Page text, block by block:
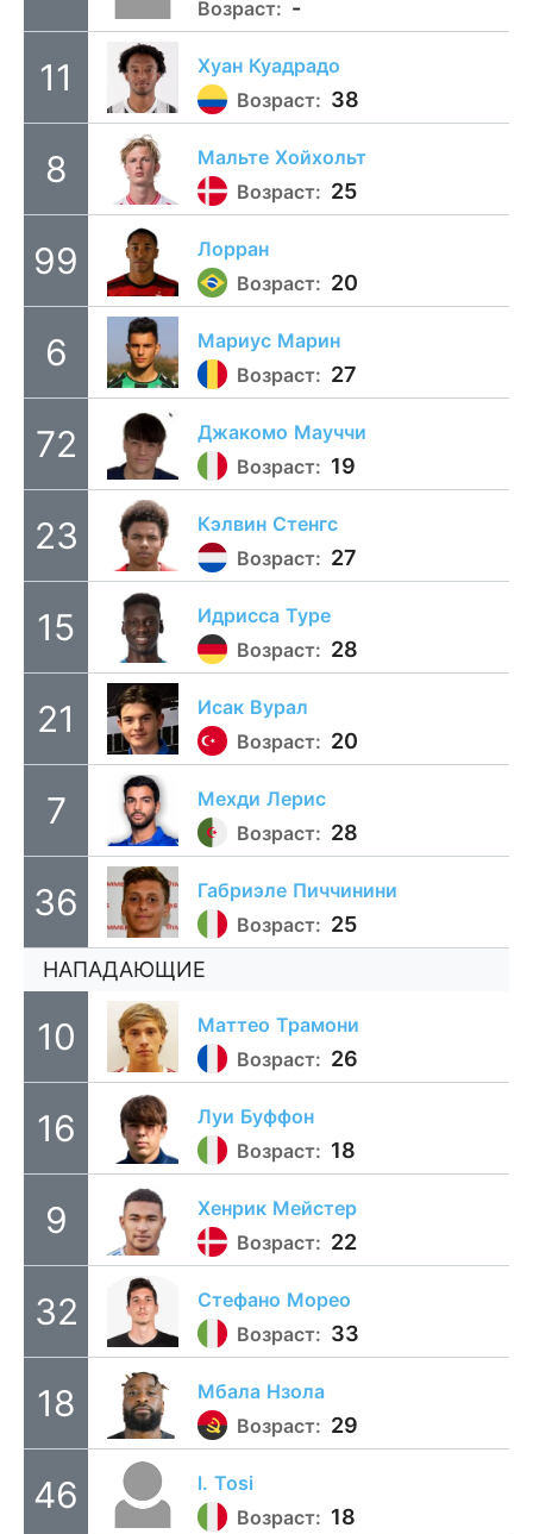
Возраст: -
11 Хуан Куадрадо
Возраст: 38
8 Мальте Хойхольт
Возраст: 25
99
Лорран
Возраст: 20
6 Мариус Марин
Возраст: 27
72 Джакомо Мауччи
Возраст: 19
23 Кэлвин Стенгс
Возраст: 27
15 Идрисса Туре
Возраст: 28
21 Исак Вурал
Возраст: 20
7 Мехди Лерис
Возраст: 28
36 Габриэле Пиччинини
Возраст: 25
НАПАДАЮЩИЕ
10 Маттео Трамони
Возраст: 26
16 Луи Буффон
Возраст: 18
9 Хенрик Мейстер
Возраст: 22
32 Стефано Морео
Возраст: 33
18 Мбала Нзола
Возраст: 29
46 l. Tosi
Возраст: 18